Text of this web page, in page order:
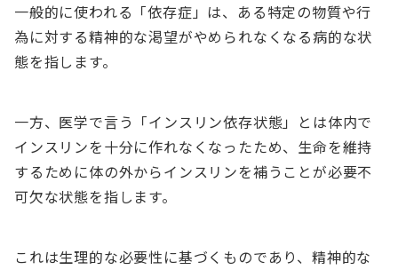
一般的に使われる「依存症」は、ある特定の物質や行
為に対する精神的な渇望がやめられなくなる病的な状
態を指します。
一方、医学で言う「インスリン依存状態」とは体内で
インスリンを十分に作れなくなったため、生命を維持
するために体の外からインスリンを補うことが必要不
可欠な状態を指します。
これは生理的な必要性に基づくものであり、精神的な